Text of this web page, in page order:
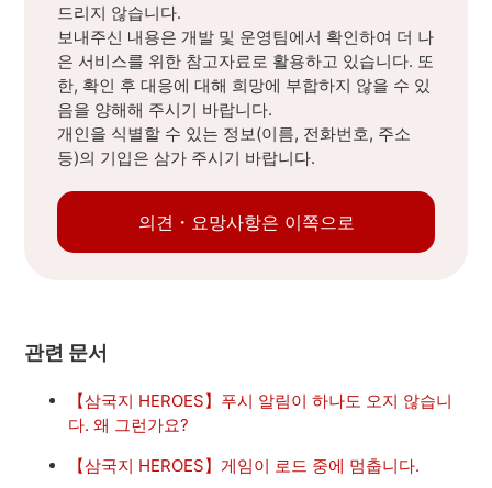
드리지 않습니다.
보내주신 내용은 개발 및 운영팀에서 확인하여 더 나
은 서비스를 위한 참고자료로 활용하고 있습니다. 또
한, 확인 후 대응에 대해 희망에 부합하지 않을 수 있
음을 양해해 주시기 바랍니다.
개인을 식별할 수 있는 정보(이름, 전화번호, 주소
등)의 기입은 삼가 주시기 바랍니다.
의견・요망사항은 이쪽으로
관련 문서
【삼국지 HEROES】푸시 알림이 하나도 오지 않습니
다. 왜 그런가요?
【삼국지 HEROES】게임이 로드 중에 멈춥니다.